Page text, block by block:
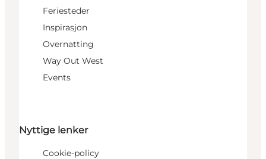
Feriesteder
Inspirasjon
Overnatting
Way Out West
Events
Nyttige lenker
Cookie-policy